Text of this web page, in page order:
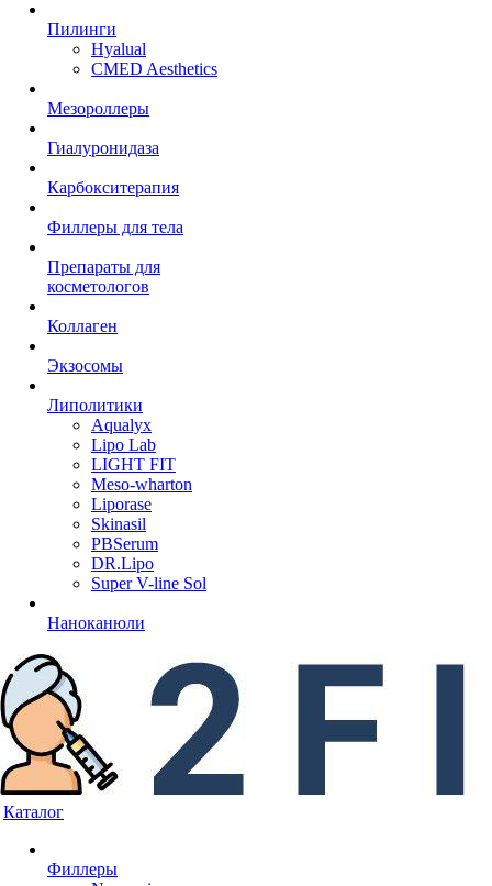
Пилинги
Hyalual
CMED Aesthetics
Мезороллеры
Гиалуронидаза
Карбокситерапия
Филлеры для тела
Препараты для
косметологов
Коллаген
Экзосомы
Липолитики
Aqualyx
Lipo Lab
LIGHT FIT
Meso-wharton
Liporase
Skinasil
PBSerum
DR.Lipo
Super V-line Sol
Наноканюли
Каталог
Филлеры